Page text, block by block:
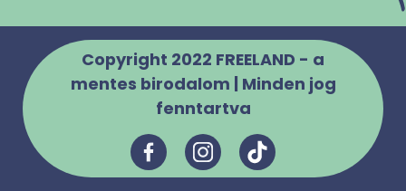
Copyright 2022 FREELAND - a
mentes birodalom | Minden jog
fenntartva